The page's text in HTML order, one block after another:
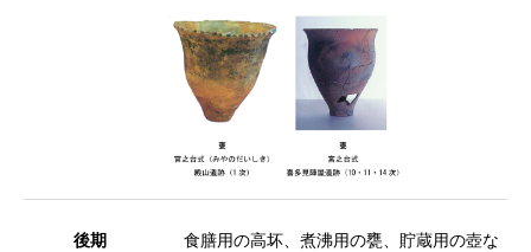
後期
食膳用の高坏、煮沸用の甕、貯蔵用の壺な